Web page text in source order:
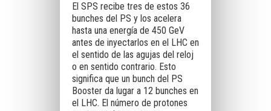
El SPS recibe tres de estos 36
bunches del PS y los acelera
hasta una energía de 450 GeV
antes de inyectarlos en el LHC en
el sentido de las agujas del reloj
o en sentido contrario. Esto
significa que un bunch del PS
Booster da lugar a 12 bunches en
el LHC. El número de protones